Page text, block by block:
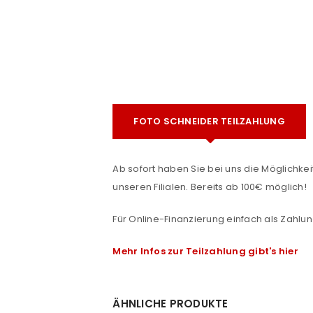
ANMELDEN
FOTO SCHNEIDER TEILZAHLUNG
Ab sofort haben Sie bei uns die
unseren Filialen. Bereits ab 100€ möglich!
Für Online-Finanzierung einfach als
Mehr Infos zur Teilzahlung gibt's hier
ÄHNLICHE PRODUKTE